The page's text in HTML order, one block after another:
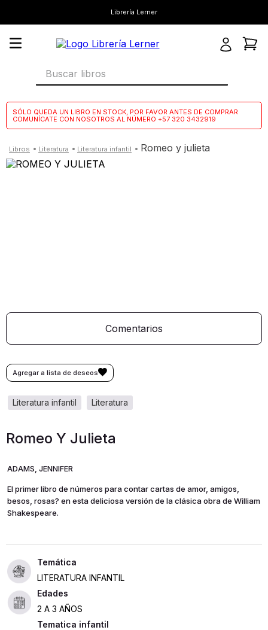
Librería Lerner
Buscar libros
SÓLO QUEDA UN LIBRO EN STOCK, POR FAVOR ANTES DE COMPRAR
COMUNÍCATE CON NOSOTROS AL NÚMERO +57 320 3432919
literatura literatura infantil romeo y julieta
Comentarios
literatura
literatura infantil
Romeo Y Julieta
ADAMS, JENNIFER
El primer libro de números para contar cartas de amor, amigos,
besos, rosas? en esta deliciosa versión de la clásica obra de William
Shakespeare.
LITERATURA INFANTIL
Edades
2 A 3 AÑOS
Tematica infantil